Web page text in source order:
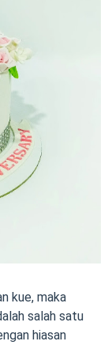
kue, maka
salah satu
hiasan